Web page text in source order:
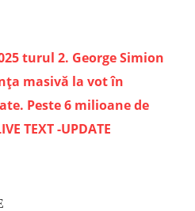
turul 2. George Simion
masivă la vot în
Peste 6 milioane de
TEXT -UPDATE